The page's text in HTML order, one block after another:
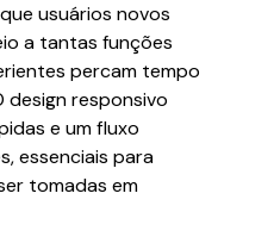
usuários novos
a tantas funções
percam tempo
design responsivo
e um fluxo
essenciais para
tomadas em